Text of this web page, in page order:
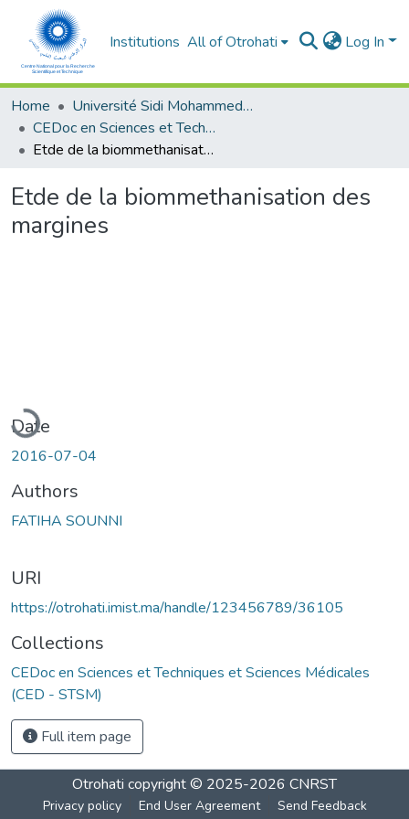
Institutions All of Otrohati Log In
Home
Université Sidi Mohammed Ben Abdellah - Fès
CEDoc en Sciences et Techniques et Sciences Médicales (CED - STSM)
Etde de la biommethanisation des margines
Etde de la biommethanisation des
margines
Date
2016-07-04
Authors
FATIHA SOUNNI
URI
https://otrohati.imist.ma/handle/123456789/36105
Collections
CEDoc en Sciences et Techniques et Sciences Médicales
(CED - STSM)
Full item page
Otrohati copyright © 2025-2026 CNRST
Privacy policy End User Agreement Send Feedback